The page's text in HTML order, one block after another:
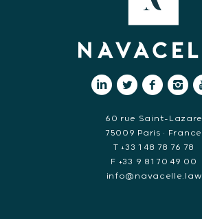
60 rue Saint-Lazare
75009 Paris • France
T +33 1 48 78 76 78
F +33 9 81 70 49 00
info@navacelle.law